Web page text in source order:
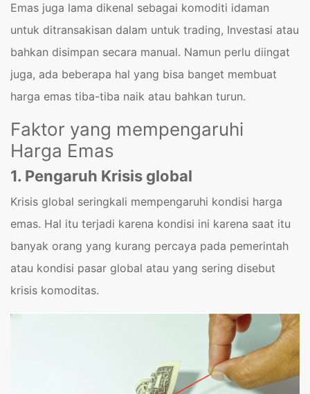
Emas juga lama dikenal sebagai komoditi idaman
untuk ditransakisan dalam untuk trading, Investasi atau
bahkan disimpan secara manual. Namun perlu diingat
juga, ada beberapa hal yang bisa banget membuat
harga emas tiba-tiba naik atau bahkan turun.
Faktor yang mempengaruhi
Harga Emas
1. Pengaruh Krisis global
Krisis global seringkali mempengaruhi kondisi harga
emas. Hal itu terjadi karena kondisi ini karena saat itu
banyak orang yang kurang percaya pada pemerintah
atau kondisi pasar global atau yang sering disebut
krisis komoditas.